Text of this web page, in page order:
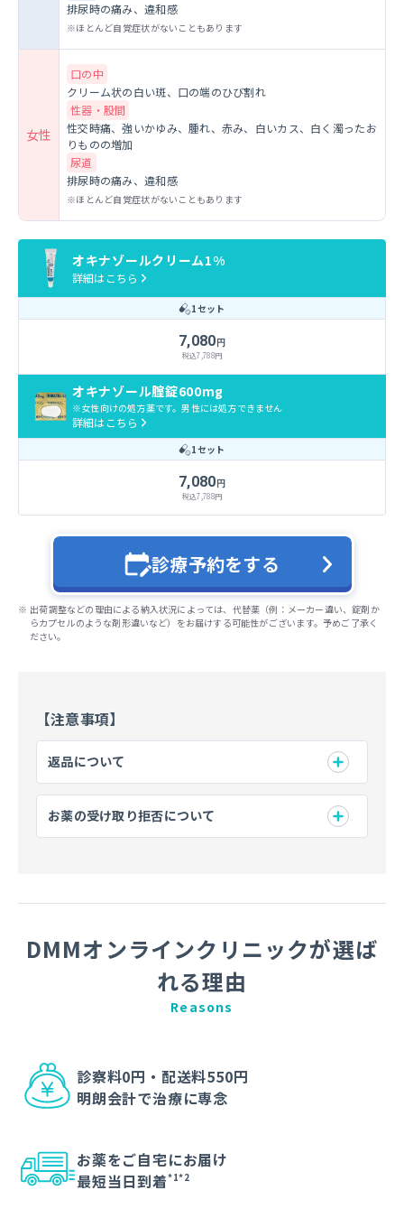
排尿時の痛み、違和感
ほとんど自覚症状がないこともあります
女性
口の中
クリーム状の白い斑、口の端のひび割れ
性器・股間
性交時痛、強いかゆみ、腫れ、赤み、白いカス、白く濁ったお
りものの増加
尿道
排尿時の痛み、違和感
ほとんど自覚症状がないこともあります
オキナゾールクリーム1%
詳細はこちら
1セット
7,080 円
税込7,788円
オキナゾール腟錠600mg
女性向けの処方薬です。男性には処方できません
詳細はこちら
1セット
7,080 円
税込7,788円
診療予約をする
出荷調整などの理由による納入状況によっては、代替薬（例：メーカー違い、錠剤か
らカプセルのような剤形違いなど）をお届けする可能性がございます。予めご了承く
ださい。
【注意事項】
返品について
お薬の受け取り拒否について
DMMオンラインクリニックが選ば
れる理由
Reasons
診察料0円・配送料550円
明朗会計で治療に専念
お薬をご自宅にお届け
最短当日到着*1*2